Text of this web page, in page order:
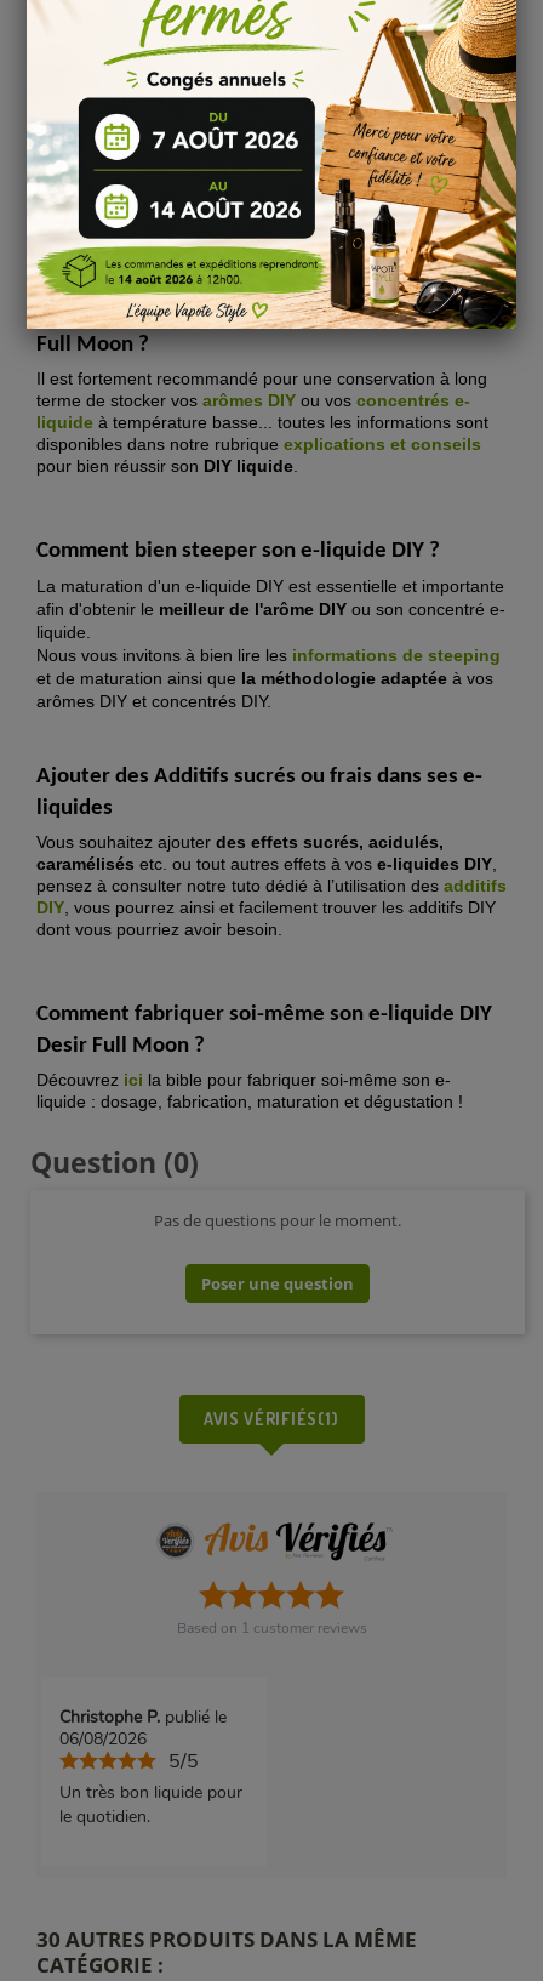
Nous vous conseillons de laisser reposer votre mélangee-
Arôme Concentré Desir - Full Moonentre8 à 10
pour profiter pleinementdes saveurs de chaque
Pour en savoir plus, consulter notre page sur la
maturationd’un e-liquide DIY !
Informations
Conservation : stocké entre 4 et 16°C
Conforme au règlement 1334/2008/CEE
Composition : Propylène Glycol & Arôme concentré
Comment bien conserver ses arômes DIY Désir
Full Moon ?
Il est fortement recommandé pour une conservation à long
terme de stocker vos arômes DIY ou vos concentrés e-
liquide à température basse... toutes les informations sont
disponibles dans notre rubrique explications et conseils
pour bien réussir son DIY liquide.
Comment bien steeper son e-liquide DIY ?
La maturation d'un e-liquide DIY est essentielle et importante
afin d'obtenir le meilleur de l'arôme DIY ou son concentré e-
liquide.
Nous vous invitons à bien lire les informations de steeping
et de maturation ainsi que la méthodologie adaptée à vos
arômes DIY et concentrés DIY.
Ajouter des Additifs sucrés ou frais dans ses e-
liquides
Vous souhaitez ajouter des effets sucrés, acidulés,
caramélisés etc. ou tout autres effets à vos e-liquides DIY,
pensez à consulter notre tuto dédié à l’utilisation des additifs
DIY, vous pourrez ainsi et facilement trouver les additifs DIY
dont vous pourriez avoir besoin.
Comment fabriquer soi-même son e-liquide DIY
Desir Full Moon ?
Découvrez ici la bible pour fabriquer soi-même son e-
liquide : dosage, fabrication, maturation et dégustation !
Question (0)
Pas de questions pour le moment.
Poser une question
AVIS VÉRIFIÉS(1)
Based on 1 customer reviews
Christophe P. publié le
06/08/2026
5/5
Un très bon liquide pour
le quotidien.
30 AUTRES PRODUITS DANS LA MÊME
CATÉGORIE :